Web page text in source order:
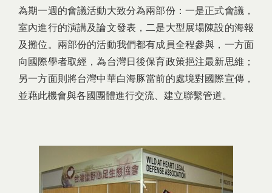
為期一週的會議活動大致分為兩部份：一是正式會議，
室內進行的演講及論文發表，二是大型展場陳設的海報
及攤位。兩部份的活動我們都有成員全程參與，一方面
向國際學者取經，為台灣日後保育政策挹注最新思維；
另一方面則將台灣中華白海豚當前的處境對國際宣傳，
並藉此機會與各國團體進行交流、建立聯繫管道。